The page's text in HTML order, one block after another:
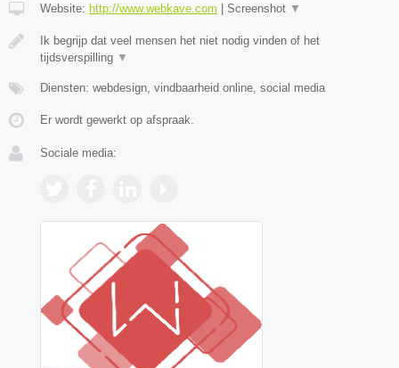
Website: http://www.webkave.com Screenshot ▼
Ik begrijp dat veel mensen het niet nodig vinden of het
tijdsverspilling ▼
Diensten: webdesign, vindbaarheid online, social media
Er wordt gewerkt op afspraak.
Sociale media: